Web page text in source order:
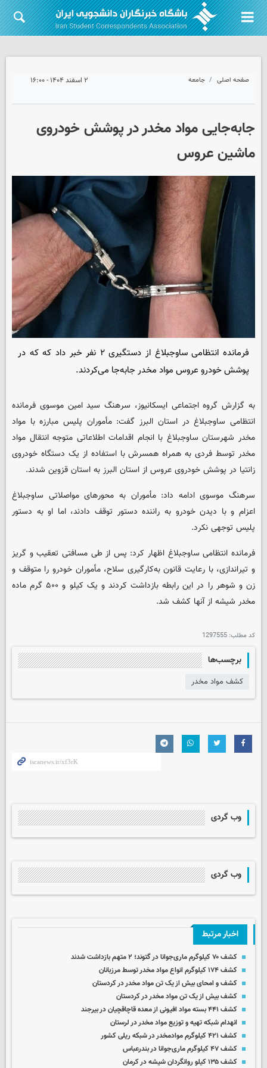
صفحه اصلی جامعه ۲ اسفند ۱۴۰۴ - ۱۶:۰۰
جابه‌جایی مواد مخدر در پوشش خودروی
ماشین عروس
فرمانده انتظامی ساوجبلاغ از دستگیری ۲ نفر خبر داد که که در
پوشش خودرو عروس مواد مخدر جابه‌جا می‌کردند.
به گزارش گروه اجتماعی ایسکانیوز، سرهنگ سید امین موسوی فرمانده
انتظامی ساوجبلاغ در استان البرز گفت‌: مأموران پلیس مبارزه با مواد
مخدر شهرستان ساوجبلاغ با انجام اقدامات اطلاعاتی متوجه انتقال مواد
مخدر توسط فردی به همراه همسرش با استفاده از یک دستگاه خودروی
زانتیا در پوشش خودروی عروس از استان البرز به استان قزوین شدند.
سرهنگ موسوی ادامه داد: مأموران به محورهای مواصلاتی ساوجبلاغ
اعزام و با دیدن خودرو به راننده دستور توقف دادند، اما او به دستور
پلیس توجهی نکرد.
فرمانده انتظامی ساوجبلاغ اظهار کرد: پس از طی مسافتی تعقیب و گریز
و تیراندازی، با رعایت قانون به‌کارگیری سلاح، مأموران خودرو را متوقف و
زن و شوهر را در این رابطه بازداشت کردند و یک کیلو و ۵۰۰ گرم ماده
مخدر شیشه از آنها کشف شد.
کد مطلب: 1297555
برچسب‌ها
کشف مواد مخدر
وب گردی
وب گردی
اخبار مرتبط
کشف ۷۰ کیلوگرم ماری‌جوانا در گتوند؛ ۲ متهم بازداشت شدند
کشف ۱۷۴ کیلوگرم انواع مواد مخدر توسط مرزبانان
کشف و امحای بیش از یک تن مواد مخدر در کردستان
کشف بیش از یک تن مواد مخدر در کردستان
کشف ۴۴۱ بسته مواد افیونی از معده قاچاقچیان در بیرجند
انهدام شبکه تهیه و توزیع مواد مخدر در لرستان
کشف ۴۲۱ کیلوگرم موادمخدر در شبکه ریلی کشور
کشف ۴۷ کیلوگرم ماری‌جوانا در بندرعباس
کشف ۱۳۵ کیلو روانگردان شیشه در کرمان